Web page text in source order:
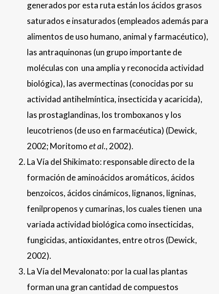
generados por esta ruta están los ácidos grasos
saturados e insaturados (empleados además para
alimentos de uso humano, animal y farmacéutico),
las antraquinonas (un grupo importante de
moléculas con una amplia y reconocida actividad
biológica), las avermectinas (conocidas por su
actividad antihelmíntica, insecticida y acaricida),
las prostaglandinas, los tromboxanos y los
leucotrienos (de uso en farmacéutica) (Dewick,
2002; Moritomoet al., 2002).
La Vía del Shikimato: responsable directo de la
formación de aminoácidos aromáticos, ácidos
benzoicos, ácidos cinámicos, lignanos, ligninas,
fenilpropenos y cumarinas, los cuales tienen una
variada actividad biológica como insecticidas,
fungicidas, antioxidantes, entre otros (Dewick,
2002).
La Vía del Mevalonato: por la cual las plantas
forman una gran cantidad de compuestos